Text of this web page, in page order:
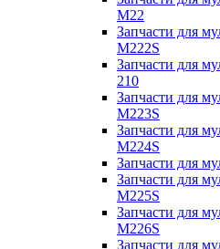
M22
Запчасти для
M222S
Запчасти для
210
Запчасти для
M223S
Запчасти для
M224S
Запчасти для
Запчасти для
M225S
Запчасти для
M226S
Запчасти для